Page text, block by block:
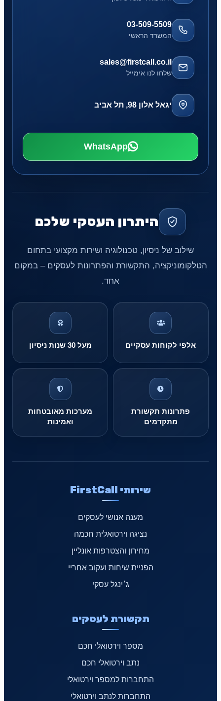
03-509-5509
המשרד הראשי
sales@firstcall.co.il
שלחו לנו אימייל
יגאל אלון 98, תל אביב
WhatsApp
היתרון העסקי שלכם
שילוב של ניסיון, טכנולוגיה ושירות מקצועי בתחום
הטלקומוניקציה, התקשורת והפתרונות לעסקים – במקום
אחד.
אלפי לקוחות עסקיים מעל 30 שנות ניסיון
פתרונות תקשורת
מתקדמים
מערכות מאובטחות
ואמינות
שירותי FirstCall
מענה אנושי לעסקים
נציגה וירטואלית חכמה
מחירון והצטרפות אונליין
הפניית שיחות ועקוב אחריי
ג׳ינגל עסקי
תקשורת לעסקים
מספר וירטואלי חכם
נתב וירטואלי חכם
התחברות למספר וירטואלי
התחברות לנתב וירטואלי